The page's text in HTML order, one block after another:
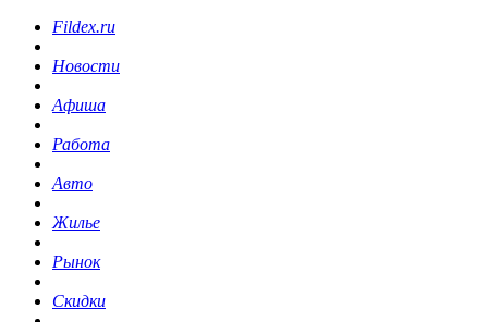
Fildex.ru
Новости
Афиша
Работа
Авто
Жилье
Рынок
Скидки